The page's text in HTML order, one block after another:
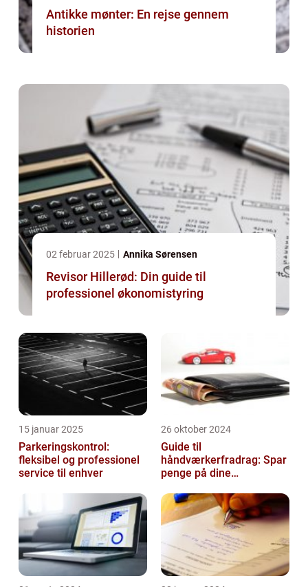
Antikke mønter: En rejse gennem
historien
02 februar 2025 Annika Sørensen
Revisor Hillerød: Din guide til
professionel økonomistyring
15 januar 2025
Parkeringskontrol:
fleksibel og professionel
service til enhver
26 oktober 2024
Guide til
håndværkerfradrag: Spar
penge på dine